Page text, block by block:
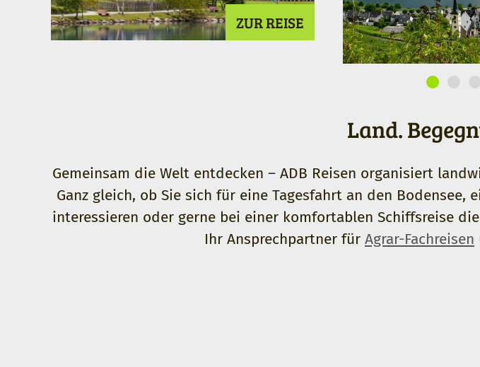
ZUR REISE
Land.
Gemeinsam die Welt entdecken – ADB Reisen organisiert
Ganz gleich, ob Sie sich für eine Tagesfahrt an den
interessieren oder gerne bei einer komfortablen Schiffsreise
Ihr Ansprechpartner für Agrar-Fachreisen